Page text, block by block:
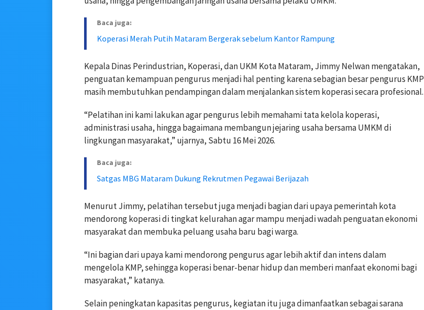
Baca juga:
Koperasi Merah Putih Mataram Bergerak sebelum Kantor Rampung
Kepala Dinas Perindustrian, Koperasi, dan UKM Kota Mataram, Jimmy Nelwan mengatakan,
penguatan kemampuan pengurus menjadi hal penting karena sebagian besar pengurus KMP
masih membutuhkan pendampingan dalam menjalankan sistem koperasi secara profesional.
“Pelatihan ini kami lakukan agar pengurus lebih memahami tata kelola koperasi,
administrasi usaha, hingga bagaimana membangun jejaring usaha bersama UMKM di
lingkungan masyarakat,” ujarnya, Sabtu 16 Mei 2026.
Baca juga:
Satgas MBG Mataram Dukung Rekrutmen Pegawai Berijazah
Menurut Jimmy, pelatihan tersebut juga menjadi bagian dari upaya pemerintah kota
mendorong koperasi di tingkat kelurahan agar mampu menjadi wadah penguatan ekonomi
masyarakat dan membuka peluang usaha baru bagi warga.
“Ini bagian dari upaya kami mendorong pengurus agar lebih aktif dan intens dalam
mengelola KMP, sehingga koperasi benar-benar hidup dan memberi manfaat ekonomi bagi
masyarakat,” katanya.
Selain peningkatan kapasitas pengurus, kegiatan itu juga dimanfaatkan sebagai sarana